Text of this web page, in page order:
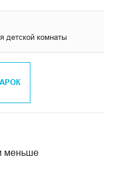
детской комнаты
меньше